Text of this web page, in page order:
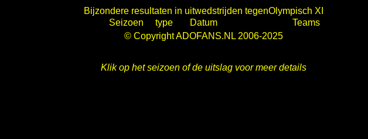
Bijzondere resultaten in uitwedstrijden tegenOlympisch XI
Seizoen
type Datum Teams
© Copyright ADOFANS.NL 2006-2025
Klik op het seizoen of de uitslag voor meer details